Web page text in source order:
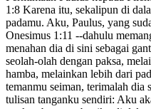
1:8 Karena itu, sekalipun di
padamu. Aku, Paulus, yang
Onesimus 1:11 --dahulu
menahan dia di sini sebagai
seolah-olah dengan paksa,
hamba, melainkan lebih dari
temanmu seiman, terimalah dia
tulisan tanganku sendiri: Aku